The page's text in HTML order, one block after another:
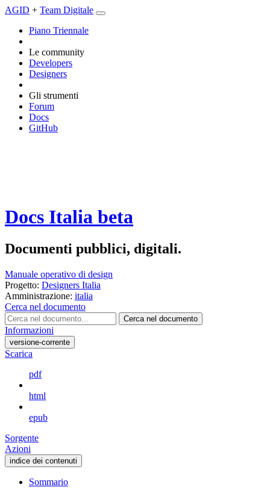
AGID + Team Digitale
Piano Triennale
Le community
Developers
Designers
Gli strumenti
Forum
Docs
GitHub
Docs Italia beta
Documenti pubblici, digitali.
Manuale operativo di design
Progetto: Designers Italia
Amministrazione: italia
Cerca nel documento
Cerca nel documento
Informazioni
versione-corrente
Scarica
pdf
html
epub
Sorgente
Azioni
indice dei contenuti
Sommario